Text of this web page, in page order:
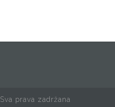
Sva prava zadržana